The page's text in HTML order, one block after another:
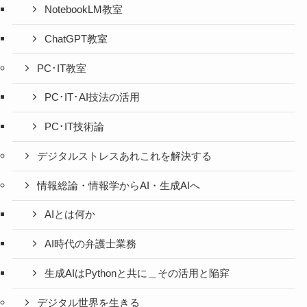
NotebookLM教室
ChatGPT教室
PC･IT教室
PC･IT･AI技法の活用
PC･IT技術論
デジタルストレスあれこれを解決する
情報総論・情報学からAI・生成AIへ
AIとは何か
AI時代の弁護士業務
生成AIはPythonと共に＿その活用と陥穽
デジタル世界を生きる